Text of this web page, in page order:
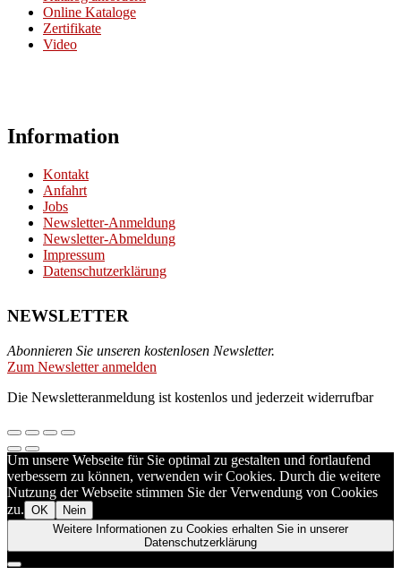
Online Kataloge
Zertifikate
Video
Information
Kontakt
Anfahrt
Jobs
Newsletter-Anmeldung
Newsletter-Abmeldung
Impressum
Datenschutzerklärung
NEWSLETTER
Abonnieren Sie unseren kostenlosen Newsletter.
Zum Newsletter anmelden
Die Newsletteranmeldung ist kostenlos und jederzeit widerrufbar
Um unsere Webseite für Sie optimal zu gestalten und fortlaufend
verbessern zu können, verwenden wir Cookies. Durch die weitere
Nutzung der Webseite stimmen Sie der Verwendung von Cookies
zu. OK
Nein
Weitere Informationen zu Cookies erhalten Sie in unserer
Datenschutzerklärung